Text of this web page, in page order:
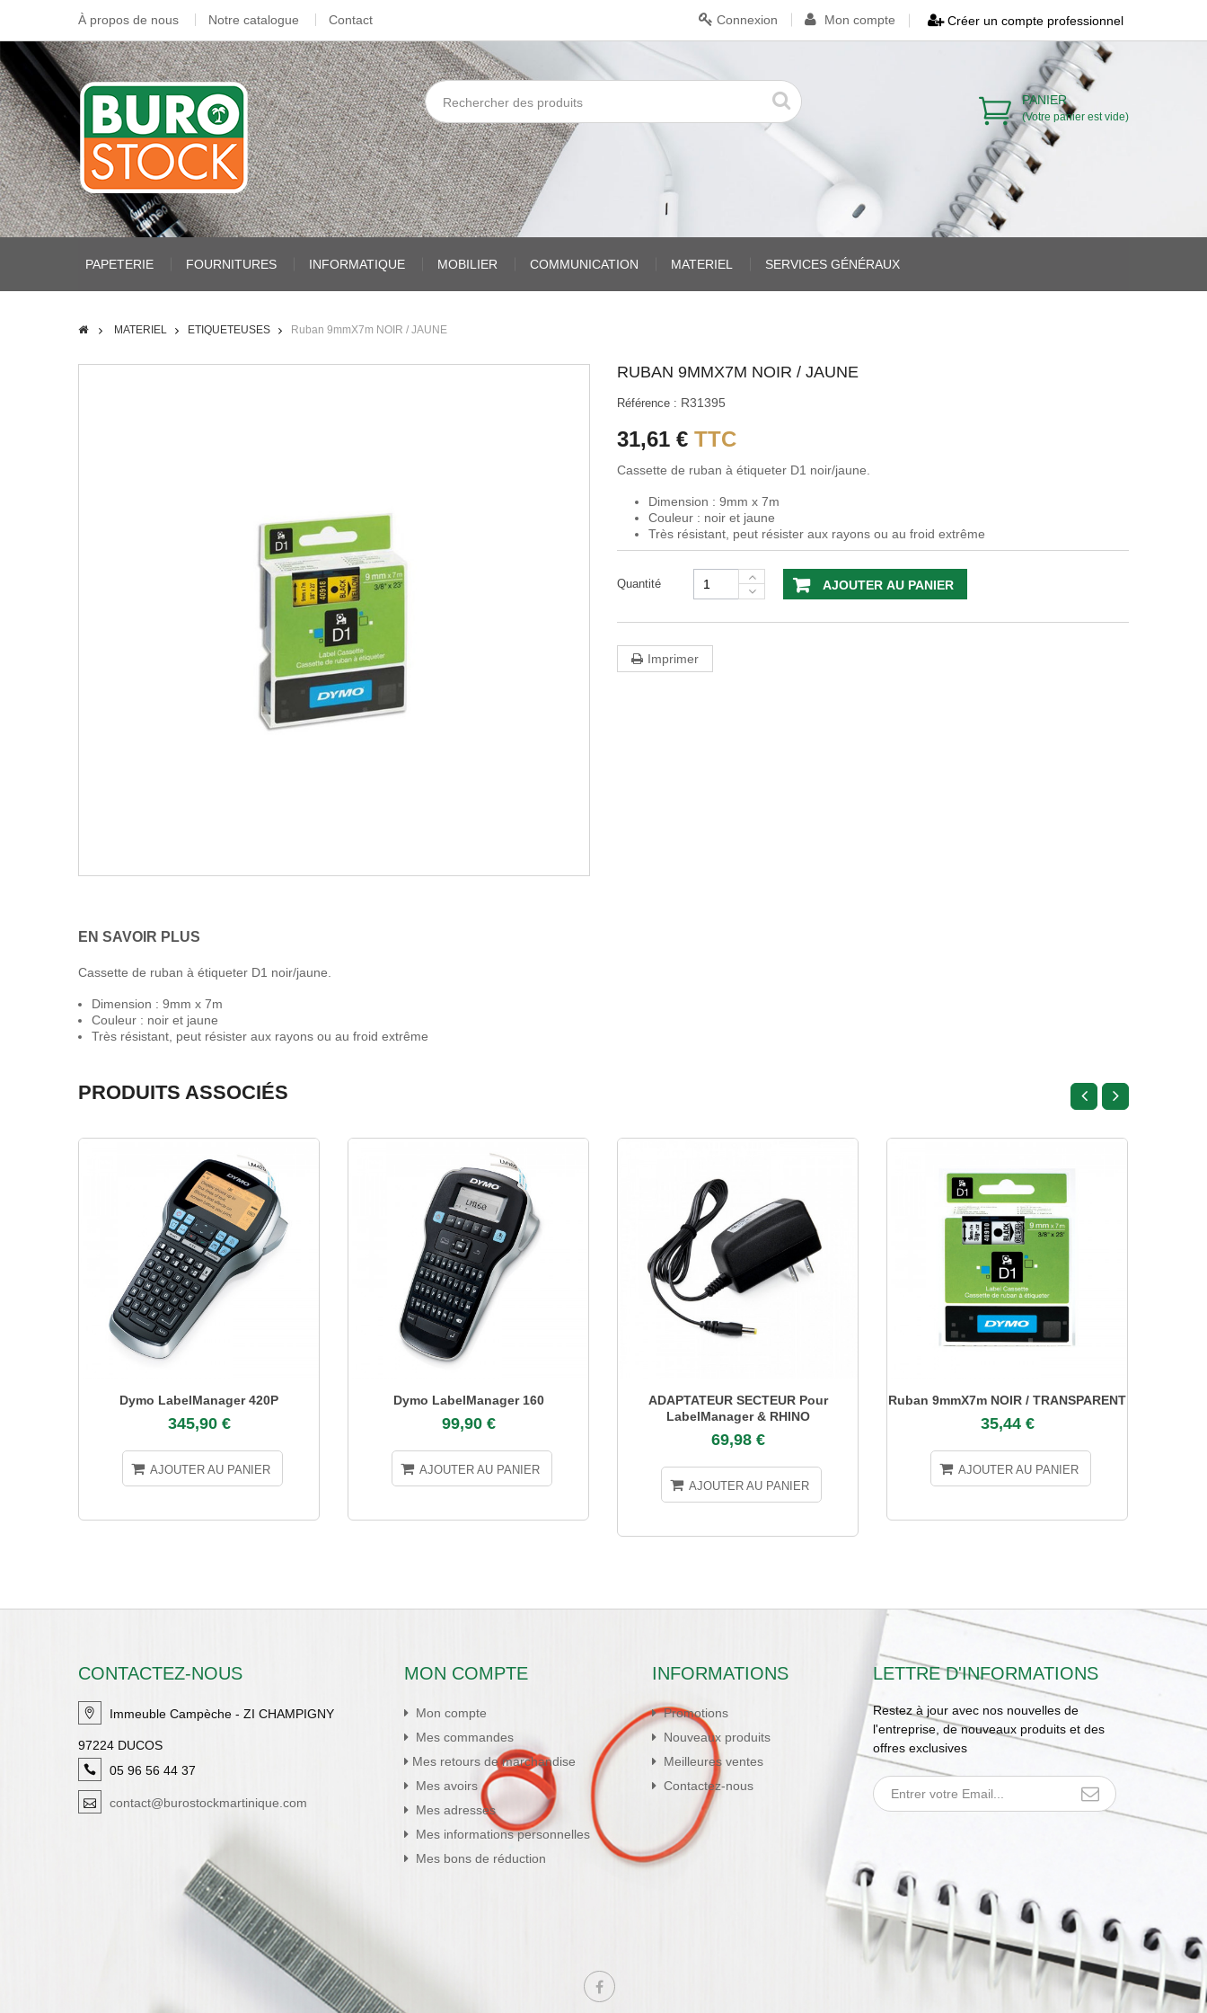
À propos de nous Notre catalogue Contact Créer un compte professionnel
Mon compte
Connexion
PANIER
(Votre panier est vide)
PAPETERIE FOURNITURES INFORMATIQUE MOBILIER COMMUNICATION MATERIEL SERVICES GÉNÉRAUX
MATERIEL ETIQUETEUSES Ruban 9mmX7m NOIR / JAUNE
RUBAN 9MMX7M NOIR / JAUNE
Référence : R31395
31,61 € TTC
Cassette de ruban à étiqueter D1 noir/jaune.
Dimension : 9mm x 7m
Couleur : noir et jaune
Très résistant, peut résister aux rayons ou au froid extrême
Quantité AJOUTER AU PANIER
Imprimer
EN SAVOIR PLUS
Cassette de ruban à étiqueter D1 noir/jaune.
Dimension : 9mm x 7m
Couleur : noir et jaune
Très résistant, peut résister aux rayons ou au froid extrême
PRODUITS ASSOCIÉS
Dymo LabelManager 420P
345,90 €
AJOUTER AU PANIER
Dymo LabelManager 160
99,90 €
AJOUTER AU PANIER
ADAPTATEUR SECTEUR Pour
LabelManager & RHINO
69,98 €
AJOUTER AU PANIER
Ruban 9mmX7m NOIR / TRANSPARENT
35,44 €
AJOUTER AU PANIER
CONTACTEZ-NOUS
Immeuble Campèche - ZI CHAMPIGNY
97224 DUCOS
05 96 56 44 37
contact@burostockmartinique.com
MON COMPTE
Mon compte
Mes commandes
Mes retours de marchandise
Mes avoirs
Mes adresses
Mes informations personnelles
Mes bons de réduction
INFORMATIONS
Promotions
Nouveaux produits
Meilleures ventes
Contactez-nous
LETTRE D'INFORMATIONS
Restez à jour avec nos nouvelles de
l'entreprise, de nouveaux produits et des
offres exclusives